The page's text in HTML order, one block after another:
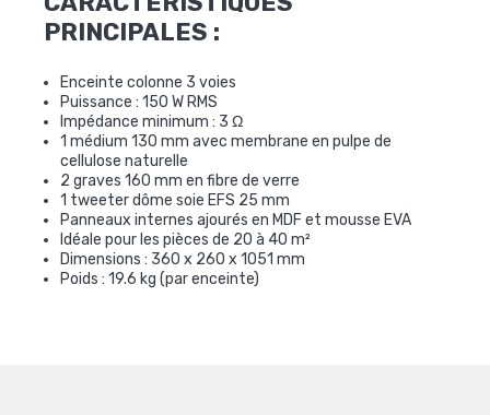
PRINCIPALES :
Enceinte colonne 3 voies
Puissance : 150 W RMS
Impédance minimum : 3 Ω
1 médium 130 mm avec membrane en pulpe de
cellulose naturelle
2 graves 160 mm en fibre de verre
1 tweeter dôme soie EFS 25 mm
Panneaux internes ajourés en MDF et mousse EVA
Idéale pour les pièces de 20 à 40 m²
Dimensions : 360 x 260 x 1051 mm
Poids : 19.6 kg (par enceinte)